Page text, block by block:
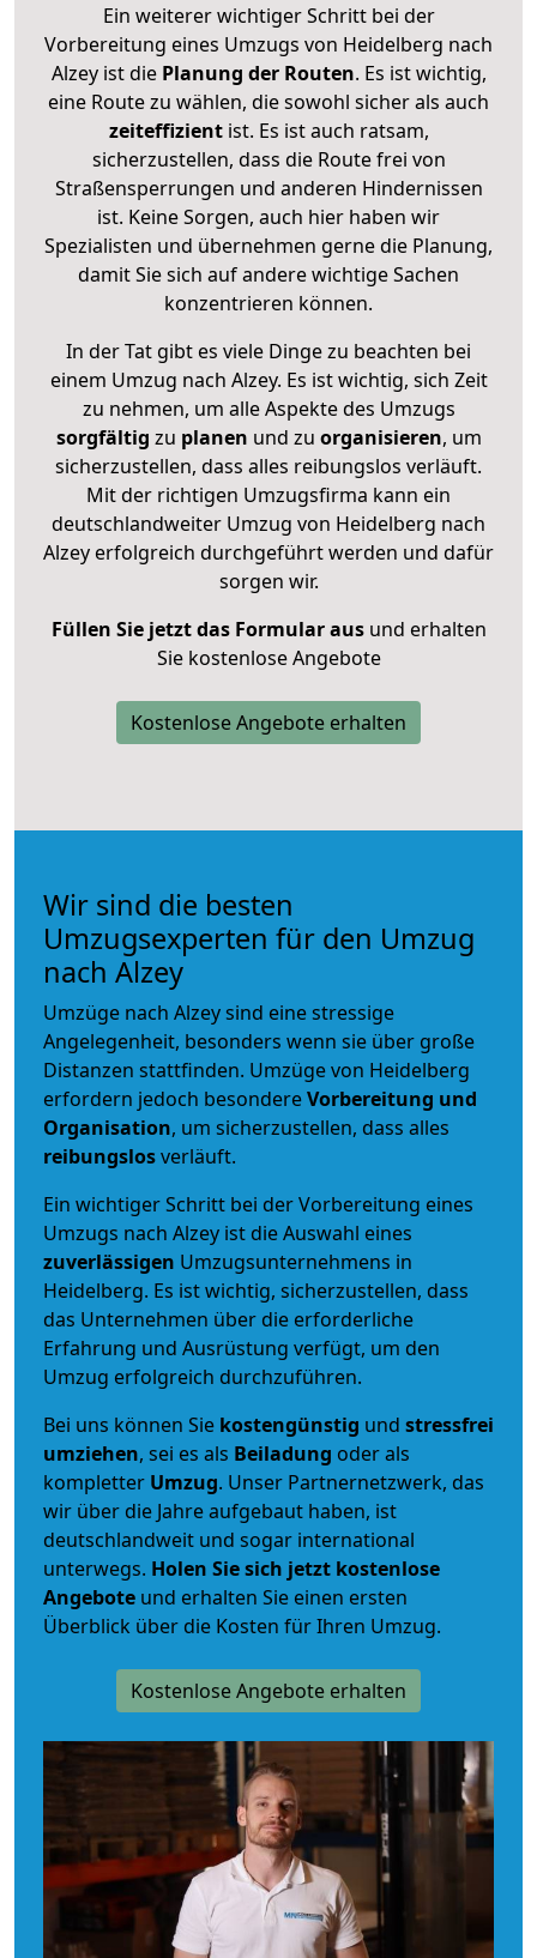
Ein weiterer wichtiger Schritt bei der
Vorbereitung eines Umzugs von Heidelberg nach
Alzey ist diePlanung der Routen. Es ist wichtig,
eine Route zu wählen, die sowohl sicher als auch
zeiteffizientist. Es ist auch ratsam,
sicherzustellen, dass die Route frei von
Straßensperrungen und anderen Hindernissen
ist. Keine Sorgen, auch hier haben wir
Spezialisten und übernehmen gerne die Planung,
damit Sie sich auf andere wichtige Sachen
konzentrieren können.
In der Tat gibt es viele Dinge zu beachten bei
einem Umzug nach Alzey. Es ist wichtig, sich Zeit
zu nehmen, um alle Aspekte des Umzugs
sorgfältig zu planen und zu organisieren, um
sicherzustellen, dass alles reibungslos verläuft.
Mit der richtigen Umzugsfirma kann ein
deutschlandweiter Umzug von Heidelberg nach
Alzey erfolgreich durchgeführt werden und dafür
sorgen wir.
Füllen Sie jetzt das Formular ausund erhalten
Sie kostenlose Angebote
Kostenlose Angebote erhalten
Wir sind die besten
Umzugsexperten für den Umzug
nach Alzey
Umzüge nach Alzey sind eine stressige
Angelegenheit, besonders wenn sie über große
Distanzen stattfinden. Umzüge von Heidelberg
erfordern jedoch besondereVorbereitung und
Organisation, um sicherzustellen, dass alles
reibungslosverläuft.
Ein wichtiger Schritt bei der Vorbereitung eines
Umzugs nach Alzey ist die Auswahl eines
zuverlässigen Umzugsunternehmens in
Heidelberg. Es ist wichtig, sicherzustellen, dass
das Unternehmen über die erforderliche
Erfahrung und Ausrüstung verfügt, um den
Umzug erfolgreich durchzuführen.
Bei uns können Sie kostengünstig und stressfrei
umziehen, sei es als Beiladung oder als
kompletter Umzug. Unser Partnernetzwerk, das
wir über die Jahre aufgebaut haben, ist
deutschlandweit und sogar international
unterwegs. Holen Sie sich jetzt kostenlose
Angebote und erhalten Sie einen ersten
Überblick über die Kosten für Ihren Umzug.
Kostenlose Angebote erhalten